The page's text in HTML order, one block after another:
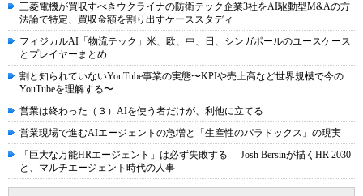
三菱電機が買収すべきウクライナの防衛テック企業3社をAI駆動型M&Aの方
法論で特定、買収金額を割り出すケーススタディ
フィジカルAI「物流テック」米、欧、中、日、シンガポールのユースケース
とプレイヤーまとめ
割と知られていないYouTube事業の実態〜KPIや売上高など世界規模で今の
YouTubeを理解する〜
営業は終わった（３）AIを使う者だけが、利他に立てる
営業現場で進むAIエージェントの急増と「生産性のパラドックス」の現実
「巨大な万能HRエージェント」は必ず失敗する----Josh Bersinが描くHR 2030
と、マルチエージェント時代の人事